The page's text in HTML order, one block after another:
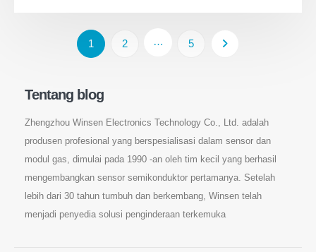
1 2 … 5
Tentang blog
Zhengzhou Winsen Electronics Technology Co., Ltd. adalah
produsen profesional yang berspesialisasi dalam sensor dan
modul gas, dimulai pada 1990 -an oleh tim kecil yang berhasil
mengembangkan sensor semikonduktor pertamanya. Setelah
lebih dari 30 tahun tumbuh dan berkembang, Winsen telah
menjadi penyedia solusi penginderaan terkemuka